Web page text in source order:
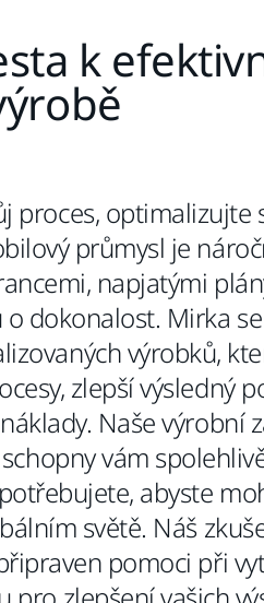
k
proces, optimalizujte
průmysl je
napjatými
dokonalost. Mirka
výrobků,
zlepší výsledný
Naše výrobní
vám
abyste
světě. Náš
pomoci při